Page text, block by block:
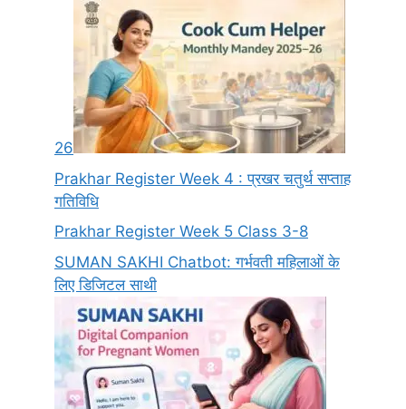
26
Prakhar Register Week 4 : प्रखर चतुर्थ सप्ताह
गतिविधि
Prakhar Register Week 5 Class 3-8
SUMAN SAKHI Chatbot: गर्भवती महिलाओं के
लिए डिजिटल साथी